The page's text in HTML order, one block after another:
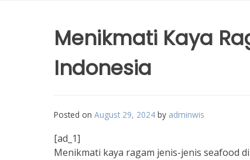
Menikmati Kaya
Indonesia
Posted on August 29, 2024 by adminwis
[ad_1]
Menikmati kaya ragam jenis-jenis seafood